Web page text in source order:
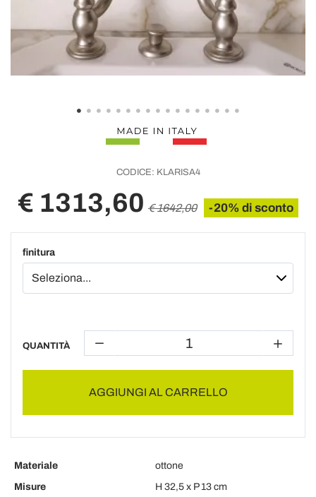
CODICE: KLARISA4
€ 1313,60 € 1642,00 -20% di sconto
finitura
QUANTITÀ
AGGIUNGI AL CARRELLO
Materiale
ottone
Misure
H 32,5 x P 13 cm